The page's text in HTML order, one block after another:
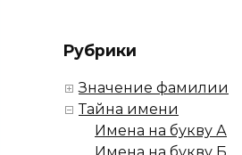
Рубрики
Значение фамилии
Тайна имени
Имена на букву А